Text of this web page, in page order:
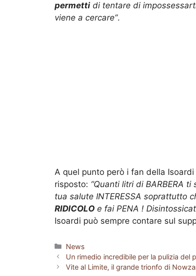
permetti di tentare di
viene a cercare”.
A quel punto però i fan della
risposto: “Quanti litri di BARBERA
tua salute INTERESSA soprattutto
RIDICOLO e fai PENA !
Isoardi può sempre contare sul
Categorie
News
Un rimedio incredibile per la pulizia del
Vite al Limite, il grande trionfo di